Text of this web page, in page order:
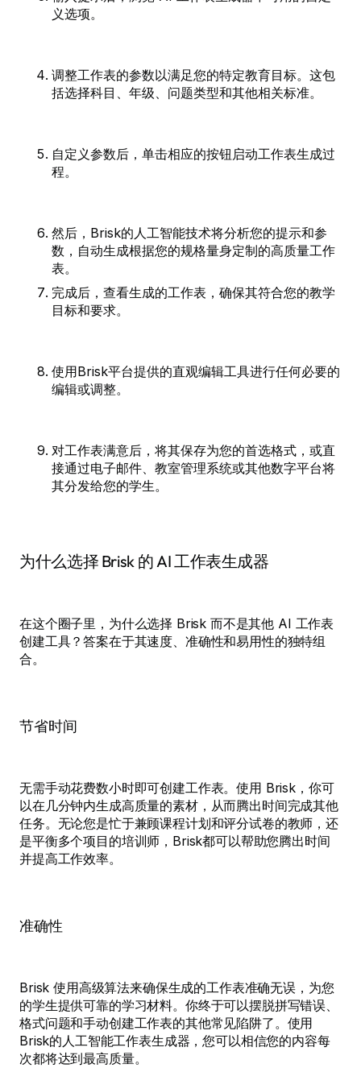
义选项。
调整工作表的参数以满足您的特定教育目标。这包
括选择科目、年级、问题类型和其他相关标准。
自定义参数后，单击相应的按钮启动工作表生成过
程。
然后，Brisk的人工智能技术将分析您的提示和参
数，自动生成根据您的规格量身定制的高质量工作
表。
完成后，查看生成的工作表，确保其符合您的教学
目标和要求。
使用Brisk平台提供的直观编辑工具进行任何必要的
编辑或调整。
对工作表满意后，将其保存为您的首选格式，或直
接通过电子邮件、教室管理系统或其他数字平台将
其分发给您的学生。
为什么选择 Brisk 的 AI 工作表生成器
在这个圈子里，为什么选择 Brisk 而不是其他 AI 工作表
创建工具？答案在于其速度、准确性和易用性的独特组
合。
节省时间
无需手动花费数小时即可创建工作表。使用 Brisk，你可
以在几分钟内生成高质量的素材，从而腾出时间完成其他
任务。无论您是忙于兼顾课程计划和评分试卷的教师，还
是平衡多个项目的培训师，Brisk都可以帮助您腾出时间
并提高工作效率。
准确性
Brisk 使用高级算法来确保生成的工作表准确无误，为您
的学生提供可靠的学习材料。你终于可以摆脱拼写错误、
格式问题和手动创建工作表的其他常见陷阱了。使用
Brisk的人工智能工作表生成器，您可以相信您的内容每
次都将达到最高质量。